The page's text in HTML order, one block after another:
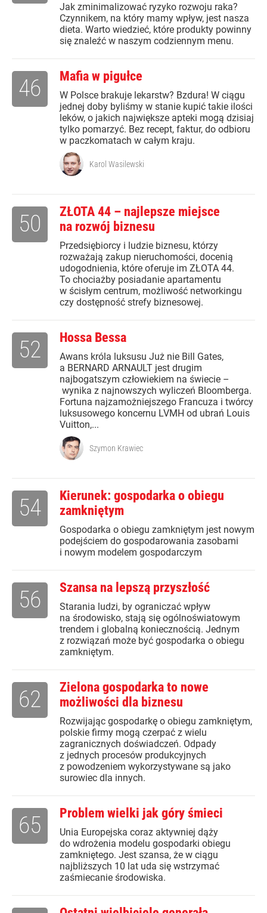
Jak zminimalizować ryzyko rozwoju raka?
Czynnikem, na który mamy wpływ, jest nasza
dieta. Warto wiedzieć, które produkty powinny
się znaleźć w naszym codziennym menu.
Mafia w pigułce
W Polsce brakuje lekarstw? Bzdura! W ciągu
jednej doby byliśmy w stanie kupić takie ilości
leków, o jakich największe apteki mogą dzisiaj
tylko pomarzyć. Bez recept, faktur, do odbioru
w paczkomatach w całym kraju.
46
Karol Wasilewski
ZŁOTA 44 – najlepsze miejsce
na rozwój biznesu
Przedsiębiorcy i ludzie biznesu, którzy
rozważają zakup nieruchomości, docenią
udogodnienia, które oferuje im ZŁOTA 44.
To chociażby posiadanie apartamentu
w ścisłym centrum, możliwość networkingu
czy dostępność strefy biznesowej.
50
Hossa Bessa
Awans króla luksusu Już nie Bill Gates,
a BERNARD ARNAULT jest drugim
najbogatszym człowiekiem na świecie –
wynika z najnowszych wyliczeń Bloomberga.
Fortuna najzamożniejszego Francuza i twórcy
luksusowego koncernu LVMH od ubrań Louis
Vuitton,...
52
Szymon Krawiec
Kierunek: gospodarka o obiegu
zamkniętym
Gospodarka o obiegu zamkniętym jest nowym
podejściem do gospodarowania zasobami
i nowym modelem gospodarczym
54
Szansa na lepszą przyszłość
Starania ludzi, by ograniczać wpływ
na środowisko, stają się ogólnoświatowym
trendem i globalną koniecznością. Jednym
z rozwiązań może być gospodarka o obiegu
zamkniętym.
56
Zielona gospodarka to nowe
możliwości dla biznesu
Rozwijając gospodarkę o obiegu zamkniętym,
polskie firmy mogą czerpać z wielu
zagranicznych doświadczeń. Odpady
z jednych procesów produkcyjnych
z powodzeniem wykorzystywane są jako
surowiec dla innych.
62
Problem wielki jak góry śmieci
Unia Europejska coraz aktywniej dąży
do wdrożenia modelu gospodarki obiegu
zamkniętego. Jest szansa, że w ciągu
najbliższych 10 lat uda się wstrzymać
zaśmiecanie środowiska.
65